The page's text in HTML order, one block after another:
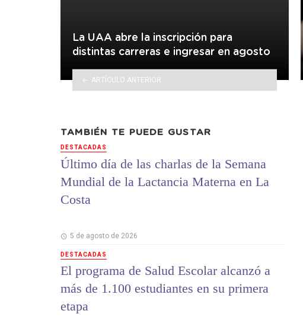
La UAA abre la inscripción para
distintas carreras e ingresar en agosto
ARTÍCULO ANTERIOR
TAMBIÉN TE PUEDE GUSTAR
DESTACADAS
Último día de las charlas de la Semana
Mundial de la Lactancia Materna en La
Costa
5 de agosto de 2026
DESTACADAS
El programa de Salud Escolar alcanzó a
más de 1.100 estudiantes en su primera
etapa